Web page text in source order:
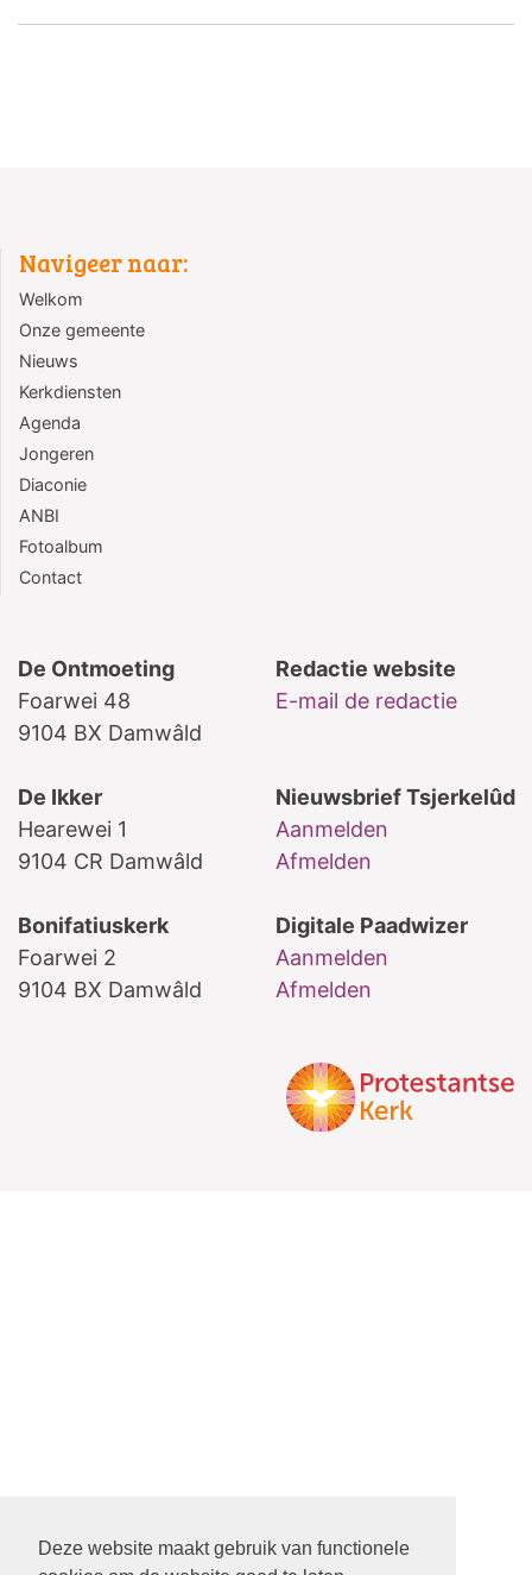
Deze website maakt gebruik van functionele
Navigeer naar:
Welkom
Onze gemeente
Nieuws
Kerkdiensten
Agenda
Jongeren
Diaconie
ANBI
Fotoalbum
Contact
De Ontmoeting
Foarwei 48
9104 BX Damwâld
Redactie website
E-mail de redactie
De Ikker
Hearewei 1
9104 CR Damwâld
Nieuwsbrief Tsjerkelûd
Aanmelden
Afmelden
Bonifatiuskerk
Foarwei 2
9104 BX Damwâld
Digitale Paadwizer
Aanmelden
Afmelden